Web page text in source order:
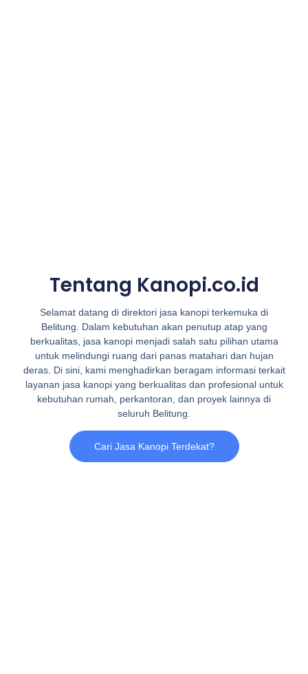
Tentang Kanopi.co.id
Selamat datang di direktori jasa kanopi terkemuka di
Belitung. Dalam kebutuhan akan penutup atap yang
berkualitas, jasa kanopi menjadi salah satu pilihan utama
untuk melindungi ruang dari panas matahari dan hujan
deras. Di sini, kami menghadirkan beragam informasi terkait
layanan jasa kanopi yang berkualitas dan profesional untuk
kebutuhan rumah, perkantoran, dan proyek lainnya di
seluruh Belitung.
Cari Jasa Kanopi Terdekat?